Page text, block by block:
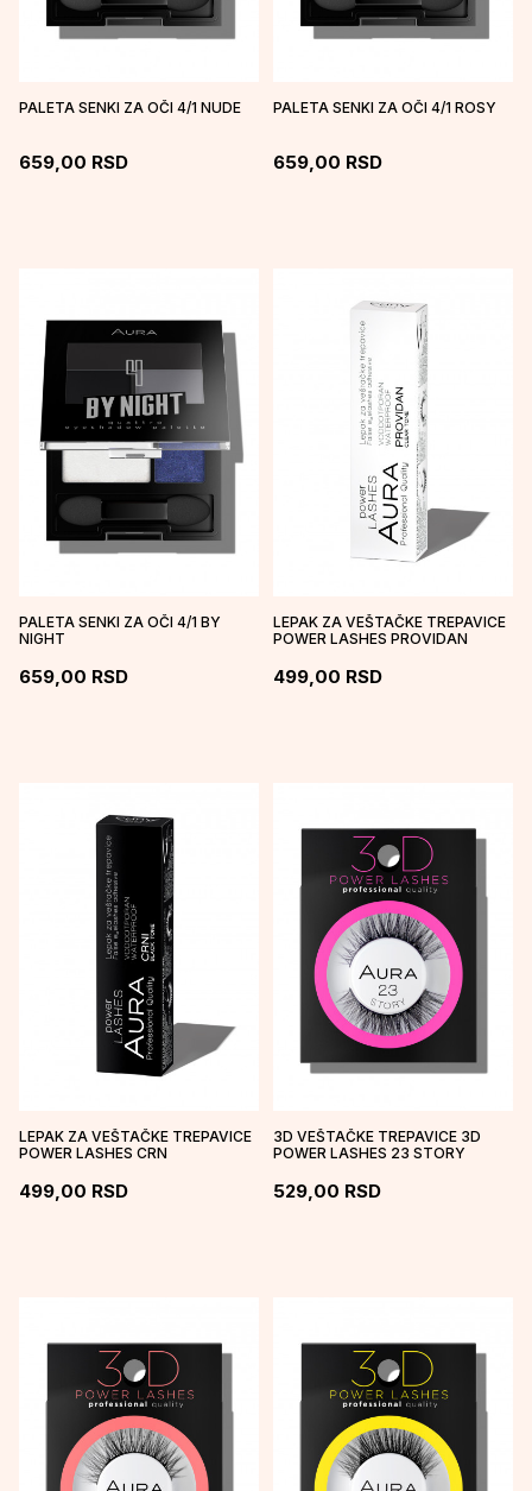
PALETA SENKI ZA OČI 4/1 NUDE
659,00 RSD
PALETA SENKI ZA OČI 4/1 ROSY
659,00 RSD
PALETA SENKI ZA OČI 4/1 BY
NIGHT
659,00 RSD
LEPAK ZA VEŠTAČKE TREPAVICE
POWER LASHES PROVIDAN
499,00 RSD
LEPAK ZA VEŠTAČKE TREPAVICE
POWER LASHES CRN
499,00 RSD
3D VEŠTAČKE TREPAVICE 3D
POWER LASHES 23 STORY
529,00 RSD